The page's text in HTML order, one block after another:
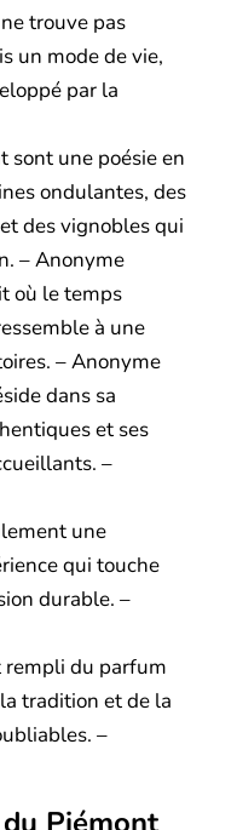
trouve pas
un mode de vie,
par la
sont une poésie en
ondulantes, des
des vignobles qui
– Anonyme
où le temps
à une
– Anonyme
dans sa
et ses
–
une
qui touche
durable. –
rempli du parfum
tradition et de la
–